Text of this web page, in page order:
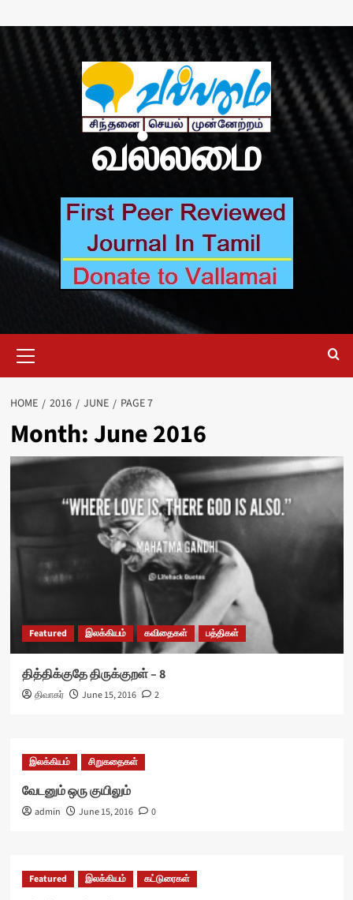
வல்லமை
Menu
HOME 2016 JUNE PAGE 7
Month:June 2016
Featured இலக்கியம் கவிதைகள் பத்திகள்
தித்திக்குதே திருக்குறள் – 8
திவாகர் June 15, 2016 2
இலக்கியம் சிறுகதைகள்
வேடனும் ஒரு குயிலும்
admin June 15, 2016 0
Featured இலக்கியம் கட்டுரைகள்